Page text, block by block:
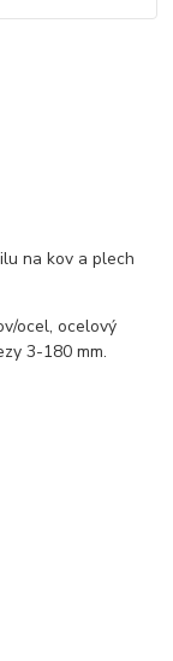
na kov a plech
ocel, ocelový
3-180 mm.